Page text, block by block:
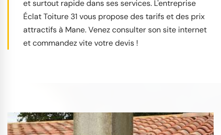
et surtout rapide dans ses services. L'entreprise
Éclat Toiture 31 vous propose des tarifs et des prix
attractifs à Mane. Venez consulter son site internet
et commandez vite votre devis !